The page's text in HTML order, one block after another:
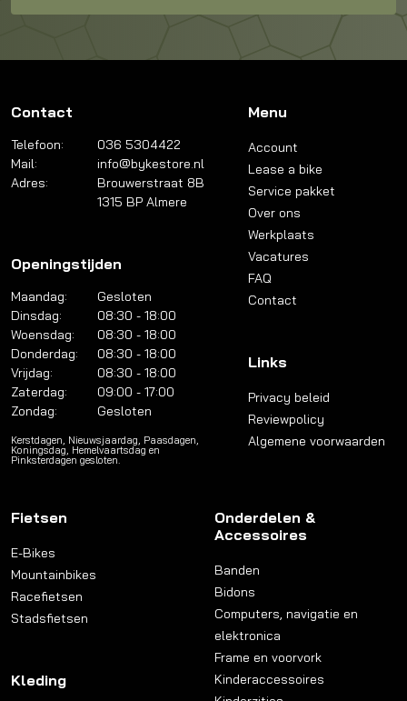
Contact
Telefoon:
036 5304422
Mail:
info@bykestore.nl
Adres:
Brouwerstraat 8B
1315 BP Almere
Openingstijden
Maandag:
Gesloten
Dinsdag:
08:30 - 18:00
Woensdag:
08:30 - 18:00
Donderdag:
08:30 - 18:00
Vrijdag:
08:30 - 18:00
Zaterdag:
09:00 - 17:00
Zondag:
Gesloten
Kerstdagen, Nieuwsjaardag, Paasdagen,
Koningsdag, Hemelvaartsdag en
Pinksterdagen gesloten.
Menu
Account
Lease a bike
Service pakket
Over ons
Werkplaats
Vacatures
FAQ
Contact
Links
Privacy beleid
Reviewpolicy
Algemene voorwaarden
Fietsen
E-Bikes
Mountainbikes
Racefietsen
Stadsfietsen
Kleding
Onderdelen &
Accessoires
Banden
Bidons
Computers, navigatie en
elektronica
Frame en voorvork
Kinderaccessoires